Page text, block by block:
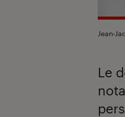
Jean-
Le